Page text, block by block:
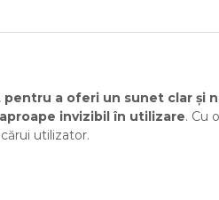
a oferi un sunet clar și
aproape invizibil în utilizare. Cu
utilizator.